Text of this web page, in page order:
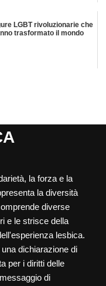
LGBT rivoluzionarie che
trasformato il mondo
la forza e la
la diversità
diverse
e le strisce della
lesbica.
dichiarazione di
per i diritti delle
di